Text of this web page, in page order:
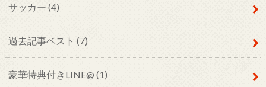
サッカー (4)
過去記事ベスト (7)
豪華特典付きLINE@ (1)